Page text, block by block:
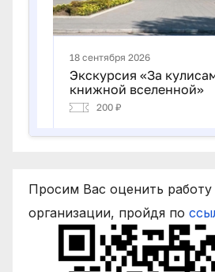
Просим Вас оценить
организации, пройдя по